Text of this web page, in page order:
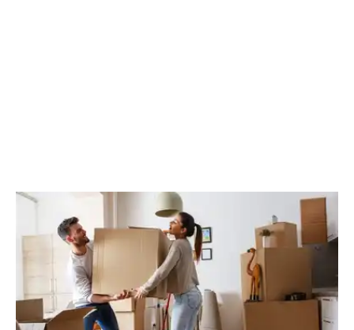
Service Déménagement Aide déménageur
Mise en carton/Transport
Service Aide demenageur